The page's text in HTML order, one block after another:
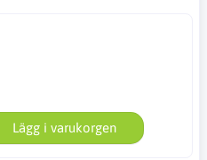
Lägg i varukorgen